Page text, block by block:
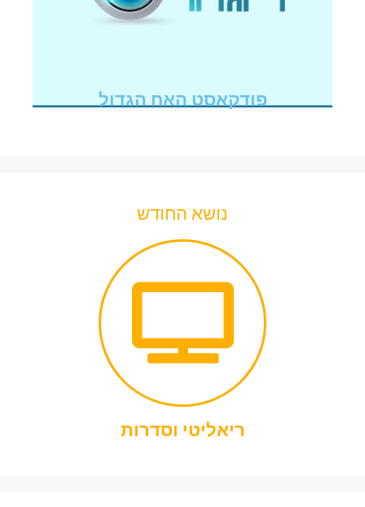
פודקאסט האח הגדול
נושא החודש
ריאליטי וסדרות